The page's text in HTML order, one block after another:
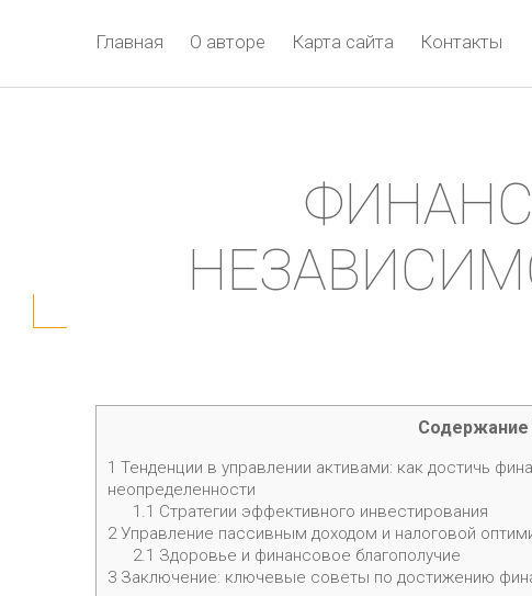
Главная О авторе Карта сайта Контакты
Содержание
1 Тенденции в управлении активами: как достичь
неопределенности
1.1 Стратегии эффективного инвестирования
2Управление пассивным доходом и налоговой
2.1 Здоровье и финансовое благополучие
3 Заключение: ключевые советы по достижению